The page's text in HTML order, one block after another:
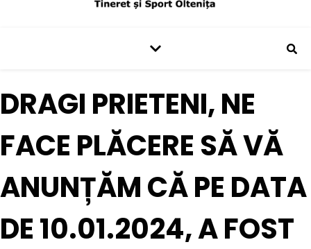
DRAGI PRIETENI, NE
FACE PLĂCERE SĂ VĂ
ANUNȚĂM CĂ PE DATA
DE 10.01.2024, A FOST